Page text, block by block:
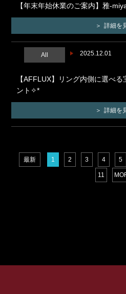
【年末年始休業のご案内】雅-
詳細を
2025.12.01
All
【AFFLUX】リング内側に選べ
ント✧*
詳細を
最新 1 2 3 4 5
11